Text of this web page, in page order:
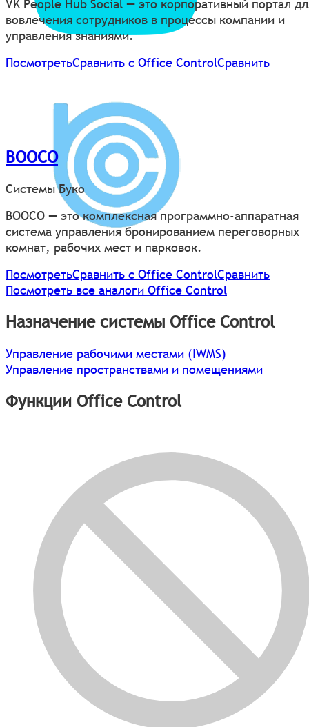
VK People Hub Social — это корпоративный портал
вовлечения сотрудников в процессы компании и
управления знаниями.
ПосмотретьСравнить с Office ControlСравнить
BOOCO
Системы Буко
BOOCO — это комплексная программно-аппаратная
система управления бронированием переговорных
комнат, рабочих мест и парковок.
ПосмотретьСравнить с Office ControlСравнить
Посмотреть все аналоги Office Control
Назначение системы Office Control
Управление рабочими местами (IWMS)
Управление пространствами и помещениями
Функции Office Control